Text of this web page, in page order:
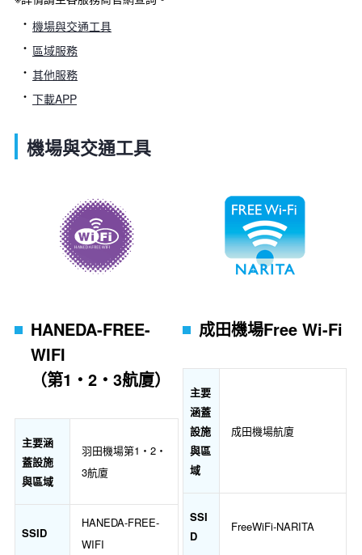
機場與交通工具
區域服務
其他服務
下載APP
機場與交通工具
HANEDA-FREE-
WIFI
（第1・2・3航廈）
主要涵
蓋設施
與區域
羽田機場第1・2・
3航廈
SSID
HANEDA-FREE-
WIFI
成田機場Free Wi-Fi
主要
涵蓋
設施
與區
域
成田機場航廈
SSI
D
FreeWiFi-NARITA